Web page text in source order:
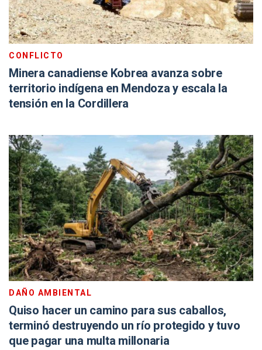
CONFLICTO
Minera canadiense Kobrea avanza sobre
territorio indígena en Mendoza y escala la
tensión en la Cordillera
DAÑO AMBIENTAL
Quiso hacer un camino para sus caballos,
terminó destruyendo un río protegido y tuvo
que pagar una multa millonaria